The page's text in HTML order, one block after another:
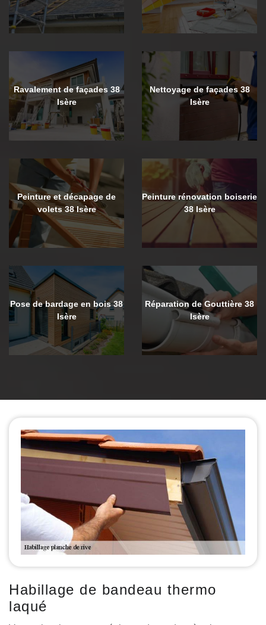
Ravalement de façades 38
Isère
Nettoyage de façades 38
Isère
Peinture et décapage de
volets 38 Isère
Peinture rénovation boiserie
38 Isère
Pose de bardage en bois 38
Isère
Réparation de Gouttière 38
Isère
Habillage de bandeau thermo
laqué